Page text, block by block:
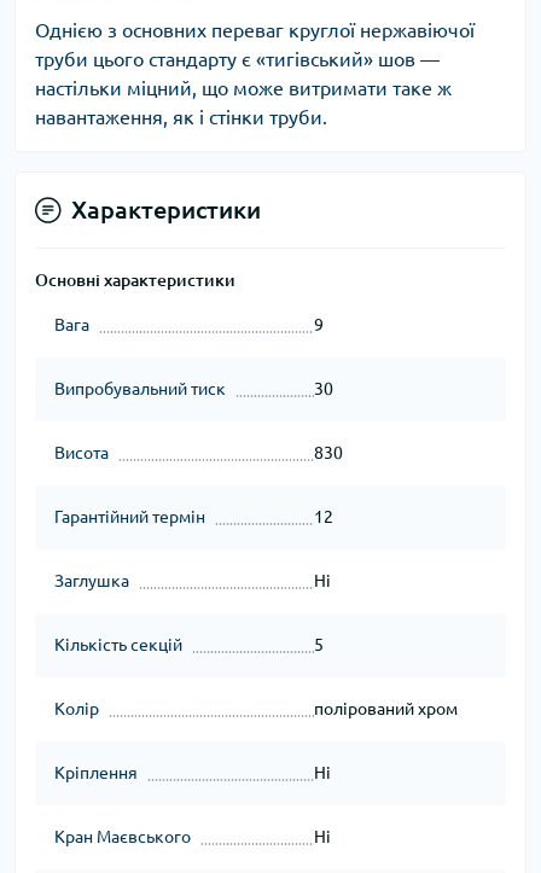
Однією з основних переваг круглої нержавіючої
труби цього стандарту є «тигівський» шов —
настільки міцний, що може витримати таке ж
навантаження, як і стінки труби.
Характеристики
Основні характеристики
Вага 9
Випробувальний тиск 30
Висота 830
Гарантійний термін 12
Заглушка Ні
Кількість секцій 5
Колір полірований хром
Кріплення Ні
Кран Маєвського Ні